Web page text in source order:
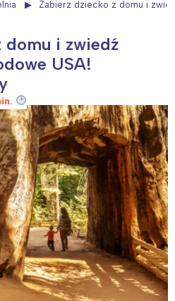
Zabierz dziecko z domu i
domu i zwiedź
USA!